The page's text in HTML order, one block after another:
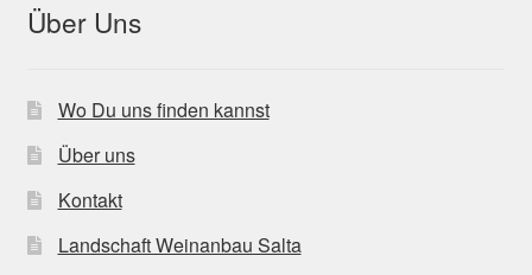
Über Uns
Wo Du uns finden kannst
Über uns
Kontakt
Landschaft Weinanbau Salta